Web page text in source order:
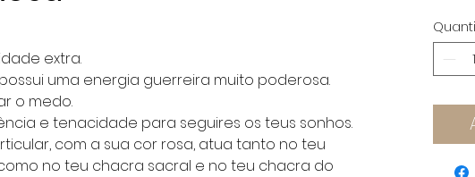
extra.
uma energia guerreira muito poderosa.
o medo.
e tenacidade para seguires os teus sonhos.
com a sua cor rosa, atua tanto no teu
no teu chacra sacral e no teu chacra do